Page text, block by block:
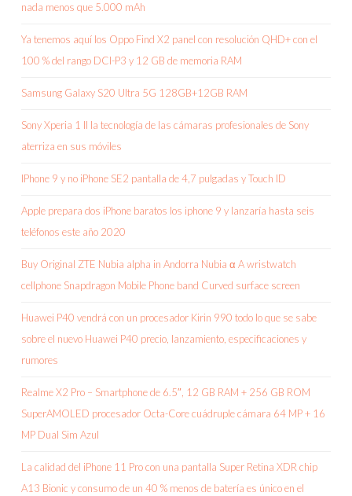
nada menos que 5.000 mAh
Ya tenemos aquí los Oppo Find X2 panel con resolución QHD+ con el
100 % del rango DCI-P3 y 12 GB de memoria RAM
Samsung Galaxy S20 Ultra 5G 128GB+12GB RAM
Sony Xperia 1 II la tecnología de las cámaras profesionales de Sony
aterriza en sus móviles
IPhone 9 y no iPhone SE2 pantalla de 4,7 pulgadas y Touch ID
Apple prepara dos iPhone baratos los iphone 9 y lanzaría hasta seis
teléfonos este año 2020
Buy Original ZTE Nubia alpha in Andorra Nubia α A wristwatch
cellphone Snapdragon Mobile Phone band Curved surface screen
Huawei P40 vendrá con un procesador Kirin 990 todo lo que se sabe
sobre el nuevo Huawei P40 precio, lanzamiento, especificaciones y
rumores
Realme X2 Pro – Smartphone de 6.5″, 12 GB RAM + 256 GB ROM
SuperAMOLED procesador Octa-Core cuádruple cámara 64 MP + 16
MP Dual Sim Azul
La calidad del iPhone 11 Pro con una pantalla Super Retina XDR chip
A13 Bionic y consumo de un 40 % menos de batería es único en el